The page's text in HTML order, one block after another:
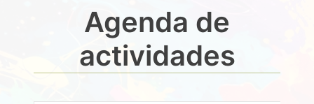
Agenda de
actividades